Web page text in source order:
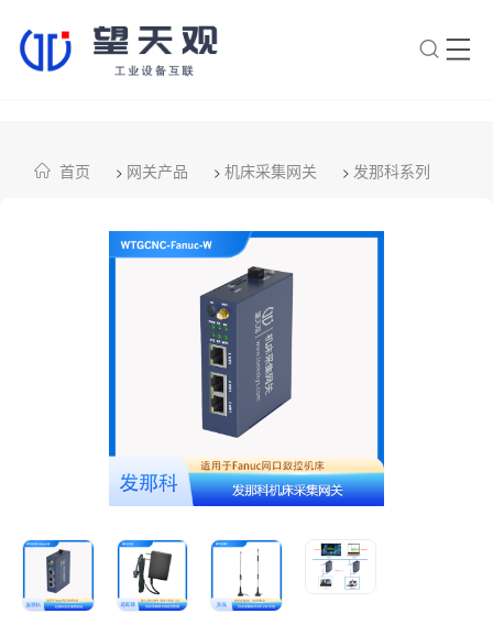
首页 > 网关产品 > 机床采集网关 > 发那科系列
1.望天观网关如何选型？
2.望天观网关支持哪些组网方
3.网关与软采方案如何选择？
服务？